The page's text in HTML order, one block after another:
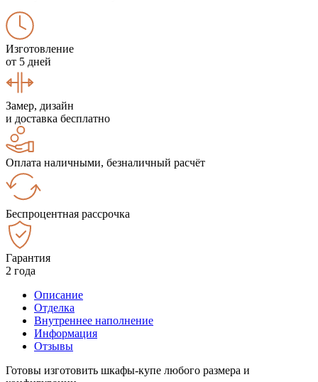
Изготовление
от 5 дней
Замер, дизайн
и доставка бесплатно
Оплата наличными, безналичный расчёт
Беспроцентная рассрочка
Гарантия
2 года
Описание
Отделка
Внутреннее наполнение
Информация
Отзывы
Готовы изготовить шкафы-купе любого размера и